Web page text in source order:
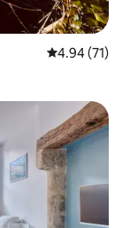
平均评分
4.94 (71)